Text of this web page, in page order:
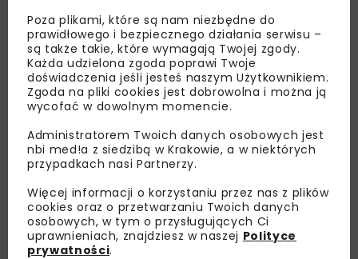
Zapisz się do newslettera aby otrzymywać od
nas najlepsze informacje branżowe,
zaproszenia na wydarzenia, atrakcyjne oferty i
dedykowane akcje specjalne.
Zapoznałam/em się z Polityką Prywatności
podany przeze mnie adres e-mail korespondencji
handlowej w postaci newslettera.
Poza plikami, które są nam niezbędne do
prawidłowego i bezpiecznego działania serwisu –
są także takie, które wymagają Twojej zgody.
Każda udzielona zgoda poprawi Twoje
doświadczenia jeśli jesteś naszym Użytkownikiem.
Zgoda na pliki cookies jest dobrowolna i można ją
wycofać w dowolnym momencie.
Administratorem Twoich danych osobowych jest
nbi med!a z siedzibą w Krakowie, a w niektórych
przypadkach nasi Partnerzy.
Więcej informacji o korzystaniu przez nas z plików
cookies oraz o przetwarzaniu Twoich danych
osobowych, w tym o przysługujących Ci
uprawnieniach, znajdziesz w naszej Polityce
prywatności.